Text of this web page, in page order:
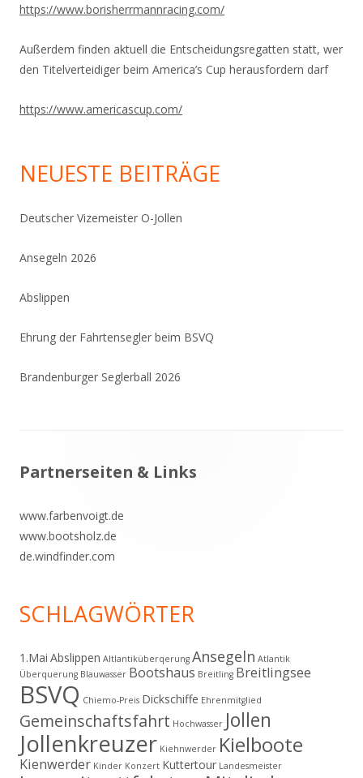
https://www.borisherrmannracing.com/
Außerdem finden aktuell die Entscheidungsregatten statt, wer
den Titelverteidiger beim America’s Cup herausfordern darf
https://www.americascup.com/
NEUESTE BEITRÄGE
Deutscher Vizemeister O-Jollen
Ansegeln 2026
Abslippen
Ehrung der Fahrtensegler beim BSVQ
Brandenburger Seglerball 2026
Inhalt
Partnerseiten & Links
www.farbenvoigt.de
www.bootsholz.de
de.windfinder.com
SCHLAGWÖRTER
1.Mai Abslippen Altlantiküberqerung Ansegeln Atlantik
Überquerung Blauwasser Bootshaus Breitling Breitlingsee
BSVQ Chiemo-Preis Dickschiffe Ehrenmitglied
Gemeinschaftsfahrt Hochwasser Jollen
Jollenkreuzer Kiehnwerder Kielboote
Kienwerder Kinder Konzert Kuttertour Landesmeister